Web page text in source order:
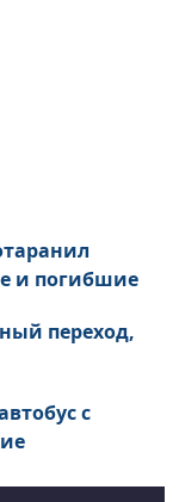
и погибшие
переход,
с